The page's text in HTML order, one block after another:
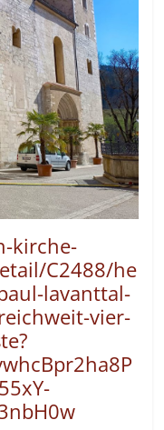
kirche-
C2488/he
lavanttal-
vier-